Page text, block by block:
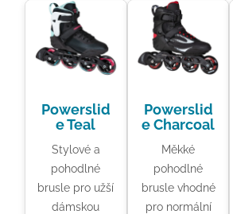
Powerslid
e Teal
Stylové a
pohodlné
brusle pro užší
dámskou
Powerslid
e Charcoal
Měkké
pohodlné
brusle vhodné
pro normální